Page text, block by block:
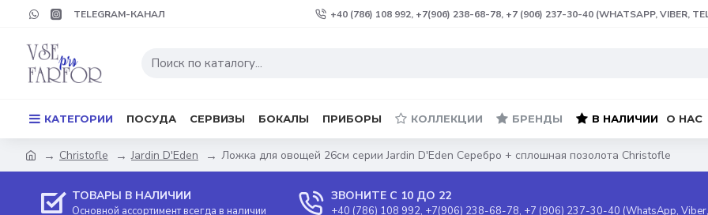
TELEGRAM-КАНАЛ +40 (786) 108 992, +7(906) 238-68-78, +7 (906) 237-30-40 (WHATSAPP, VIBER,
КАТЕГОРИИ ПОСУДА СЕРВИЗЫ БОКАЛЫ ПРИБОРЫ КОЛЛЕКЦИИ БРЕНДЫ В НАЛИЧИИ О НАС
Christofle Jardin D'Eden Ложка для овощей 26см серии Jardin D'Eden Серебро + сплошная позолота Christofle
ТОВАРЫ В НАЛИЧИИ
Основной ассортимент всегда в наличии
ЗВОНИТЕ С 10 ДО 22
+40 (786) 108 992, +7(906) 238-68-78, +7 (906) 237-30-40 (WhatsApp,